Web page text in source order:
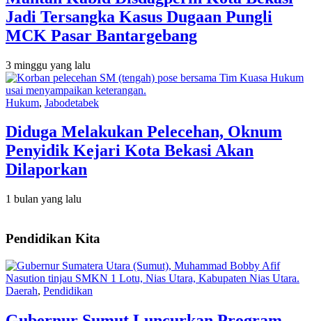
Jadi Tersangka Kasus Dugaan Pungli
MCK Pasar Bantargebang
3 minggu yang lalu
Hukum, Jabodetabek
Diduga Melakukan Pelecehan, Oknum
Penyidik Kejari Kota Bekasi Akan
Dilaporkan
1 bulan yang lalu
Pendidikan Kita
Daerah, Pendidikan